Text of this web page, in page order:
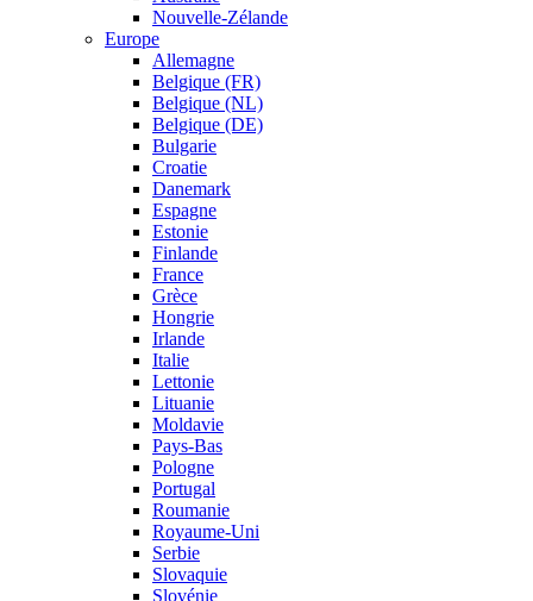
Nouvelle-Zélande
Europe
Allemagne
Belgique (FR)
Belgique (NL)
Belgique (DE)
Bulgarie
Croatie
Danemark
Espagne
Estonie
Finlande
France
Grèce
Hongrie
Irlande
Italie
Lettonie
Lituanie
Moldavie
Pays-Bas
Pologne
Portugal
Roumanie
Royaume-Uni
Serbie
Slovaquie
Slovénie